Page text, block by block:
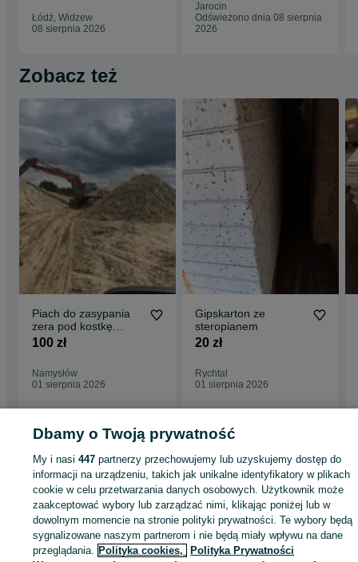
krzyżowa Trójnogi
Korony stojak
Szalunki
Łódź, Widzew
08 sierpnia 2026
Jarocin
Odświeżono dnia 08 sierpnia
2026
Zobacz też
Piach do zasypania
zera pod kostkę
Namyslow
100 zł
Namysłów
01 sierpnia 2026
Gipskarton ze
steropianem
20 zł
Rychtal
01 sierpnia 2026
Opolskie
Stemple - Namysłów
KATEGORIA
ID:1063592602 Wyświetlenia:
Dbamy o Twoją prywatność
My i nasi447 partnerzy przechowujemy lub uzyskujemy dostęp do
informacji na urządzeniu, takich jak unikalne identyfikatory w plikach
cookie w celu przetwarzania danych osobowych. Użytkownik może
zaakceptować wybory lub zarządzać nimi, klikając poniżej lub w
dowolnym momencie na stronie polityki prywatności. Te wybory będą
sygnalizowane naszym partnerom i nie będą miały wpływu na dane
przeglądania. Polityka cookies, Polityka Prywatności